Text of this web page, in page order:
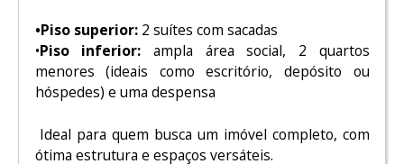
•Piso superior:2 suítes com sacadas
•Piso inferior: ampla área social, 2 quartos
menores (ideais como escritório, depósito ou
hóspedes) e uma despensa
Ideal para quem busca um imóvel completo, com
ótima estrutura e espaços versáteis.